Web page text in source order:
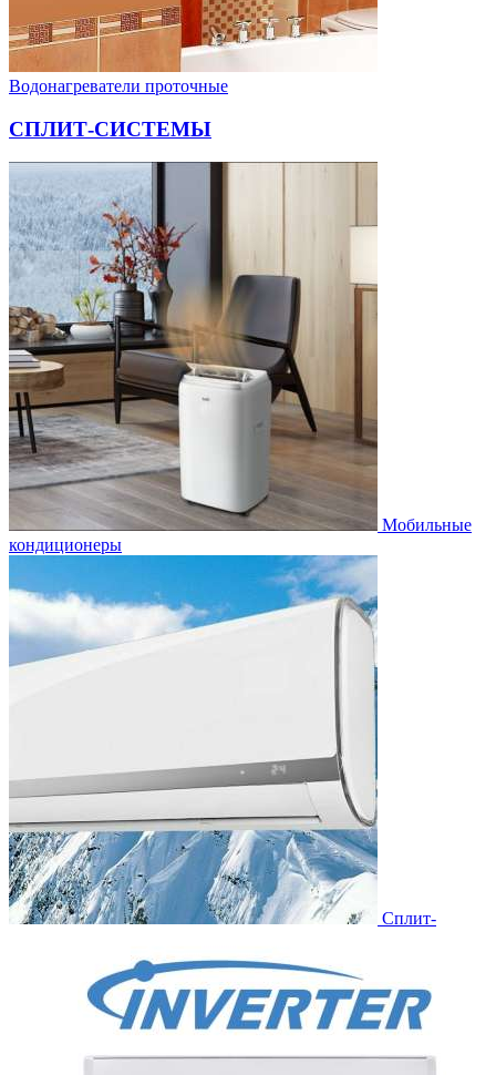
Водонагреватели проточные
СПЛИТ-СИСТЕМЫ
Мобильные
кондиционеры
Сплит-